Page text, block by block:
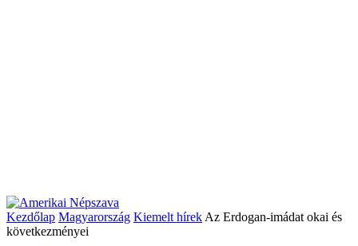
Kezdőlap Magyarország Kiemelt hírek Az Erdogan-imádat okai és
következményei